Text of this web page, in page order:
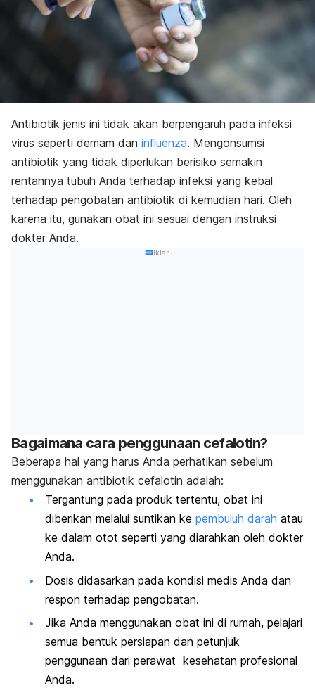
Antibiotik jenis ini tidak akan berpengaruh pada infeksi
virus seperti demam dan influenza. Mengonsumsi
antibiotik yang tidak diperlukan berisiko semakin
rentannya tubuh Anda terhadap infeksi yang kebal
terhadap pengobatan antibiotik di kemudian hari. Oleh
karena itu, gunakan obat ini sesuai dengan instruksi
dokter Anda.
Iklan
Bagaimana cara penggunaan cefalotin?
Beberapa hal yang harus Anda perhatikan sebelum
menggunakan antibiotik cefalotin adalah:
Tergantung pada produk tertentu, obat ini
diberikan melalui suntikan ke pembuluh darah atau
ke dalam otot seperti yang diarahkan oleh dokter
Anda.
Dosis didasarkan pada kondisi medis Anda dan
respon terhadap pengobatan.
Jika Anda menggunakan obat ini di rumah, pelajari
semua bentuk persiapan dan petunjuk
penggunaan dari perawat kesehatan profesional
Anda.